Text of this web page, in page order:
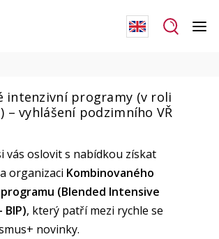
intenzivní programy (v roli
– vyhlášení podzimního VŘ
vás oslovit s nabídkou získat
organizaci Kombinovaného
(Blended Intensive
BIP), který patří mezi rychle se
novinky.